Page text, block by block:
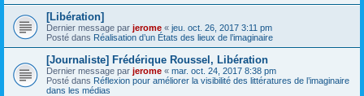
[Libération]
Dernier message par jerome « jeu. oct. 26, 2017 3:11 pm
Posté dans Réalisation d’un États des lieux de l’imaginaire
[Journaliste] Frédérique Roussel, Libération
Dernier message par jerome « mar. oct. 24, 2017 8:38 pm
Posté dans Réflexion pour améliorer la visibilité des littératures de l’imaginaire
dans les médias